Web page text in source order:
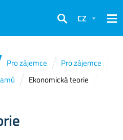
Hledat
CZ
Pro zájemce
Pro zájemce
Ekonomická teorie